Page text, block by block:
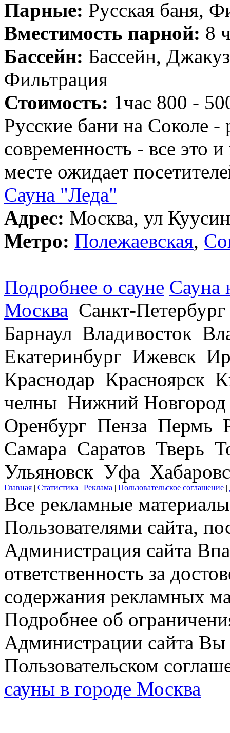
Парные: Русская баня,
Вместимость парной: 8
Бассейн: Бассейн,
Фильтрация
Стоимость: 1час 800 -
Русские бани на Соколе
современность - все это
месте ожидает
Сауна "Леда"
Адрес: Москва, ул
Метро: Полежаевская,
Подробнее о сауне Сауна
Москва Санкт-
Барнаул Владивосток
Екатеринбург Ижевск
Краснодар Красноярск
челны Нижний
Оренбург Пенза Пермь
Самара Саратов Тверь
Ульяновск Уфа
Главная | Статистика | Реклама | Пользовательское соглашение |
Все рекламные
Пользователями сайта,
Администрация сайта
ответственность за
содержания рекламных
Подробнее об
Администрации сайта Вы
Пользовательском
сауны в городе Москва